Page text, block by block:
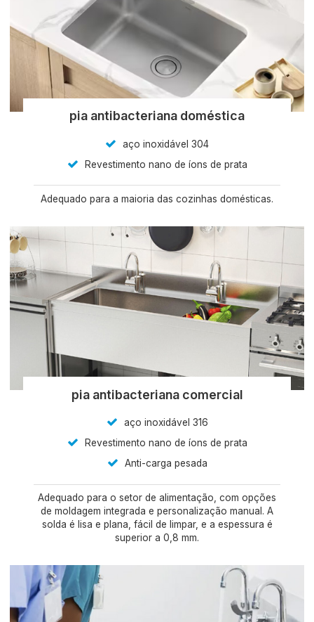
pia antibacteriana doméstica
aço inoxidável 304
Revestimento nano de íons de prata
Adequado para a maioria das cozinhas domésticas.
pia antibacteriana comercial
aço inoxidável 316
Revestimento nano de íons de prata
Anti-carga pesada
Adequado para o setor de alimentação, com opções
de moldagem integrada e personalização manual. A
solda é lisa e plana, fácil de limpar, e a espessura é
superior a 0,8 mm.